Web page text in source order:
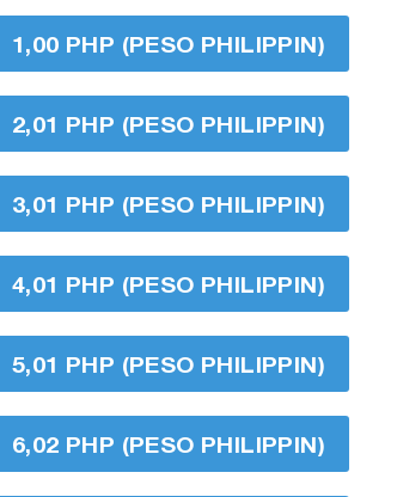
1,00 PHP (PESO PHILIPPIN)
2,01 PHP (PESO PHILIPPIN)
3,01 PHP (PESO PHILIPPIN)
4,01 PHP (PESO PHILIPPIN)
5,01 PHP (PESO PHILIPPIN)
6,02 PHP (PESO PHILIPPIN)